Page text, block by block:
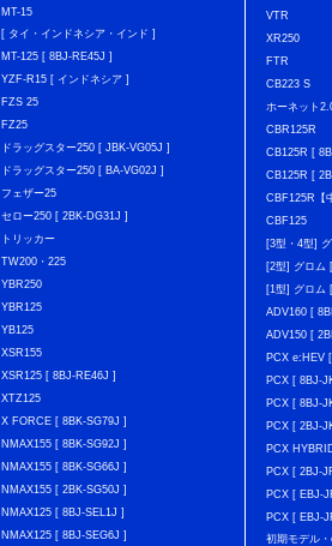
MT-15
[ タイ・インドネシア・インド ]
MT-125 [ 8BJ-RE45J ]
YZF-R15 [ インドネシア ]
FZS 25
FZ25
ドラッグスター250 [ JBK-VG05J ]
ドラッグスター250 [ BA-VG02J ]
フェザー25
セロー250 [ 2BK-DG31J ]
トリッカー
TW200・225
YBR250
YBR125
YB125
XSR155
XSR125 [ 8BJ-RE46J ]
XTZ125
X FORCE [ 8BK-SG79J ]
NMAX155 [ 8BK-SG92J ]
NMAX155 [ 8BK-SG66J ]
NMAX155 [ 2BK-SG50J ]
NMAX125 [ 8BJ-SEL1J ]
NMAX125 [ 8BJ-SEG6J ]
VTR
XR250
FTR
CB223 S
ホーネット
CBR125R
CB125R [
CB125R [
CBF125R【
CBF125
[3型・4型]
[2型] グロム
[1型] グロム
ADV160 [
ADV150 [
PCX e:HEV
PCX [ 8BJ-
PCX [ 8BJ-
PCX [ 2BJ-
PCX
PCX [ 2BJ-
PCX [ EBJ-
PCX [ EBJ-
初期モデル